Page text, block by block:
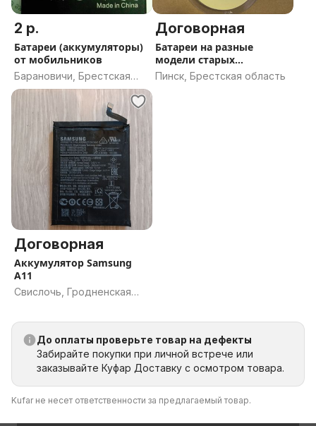
2 р.
Батареи (аккумуляторы)
от мобильников
Барановичи, Брестская
область
Договорная
Батареи на разные
модели старых
телефонов
Пинск, Брестская область
Договорная
Аккумулятор Samsung
A11
Свислочь, Гродненская
До оплаты проверьте товар на дефекты
Забирайте покупки при личной встрече или
заказывайте Куфар Доставку с осмотром товара.
Kufar не несет ответственности за предлагаемый товар.